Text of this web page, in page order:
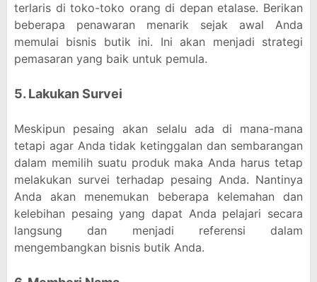
terlaris di toko-toko orang di depan etalase. Berikan
beberapa penawaran menarik sejak awal Anda
memulai bisnis butik ini. Ini akan menjadi strategi
pemasaran yang baik untuk pemula.
5. Lakukan Survei
Meskipun pesaing akan selalu ada di mana-mana
tetapi agar Anda tidak ketinggalan dan sembarangan
dalam memilih suatu produk maka Anda harus tetap
melakukan survei terhadap pesaing Anda. Nantinya
Anda akan menemukan beberapa kelemahan dan
kelebihan pesaing yang dapat Anda pelajari secara
langsung dan menjadi referensi dalam
mengembangkan bisnis butik Anda.